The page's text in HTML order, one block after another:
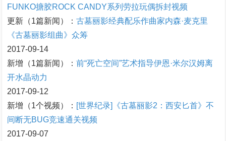
FUNKO搪胶ROCK CANDY系列劳拉玩偶拆封视频
更新（1篇新闻）： 古墓丽影经典配乐作曲家内森·麦克里
《古墓丽影组曲》众筹
2017-09-14
新增（1篇新闻）： 前“死亡空间”艺术指导伊恩·米尔汉姆离
开水晶动力
2017-09-12
新增（1个视频）： [世界纪录]《古墓丽影2：西安匕首》不
间断无BUG竞速通关视频
2017-09-07